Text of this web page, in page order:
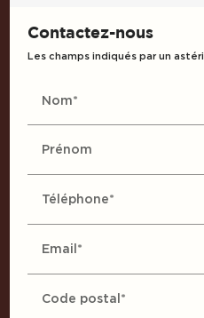
Contactez-nous
Les champs indiqués par un
Nom*
Prénom
Téléphone*
Email*
Code postal*